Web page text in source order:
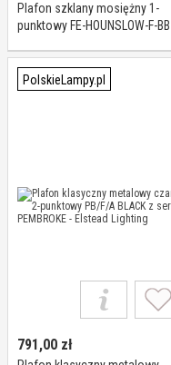
Plafon szklany mosiężny 1-
punktowy FE-HOUNSLOW-F-
PolskieLampy.pl
791,00 zł